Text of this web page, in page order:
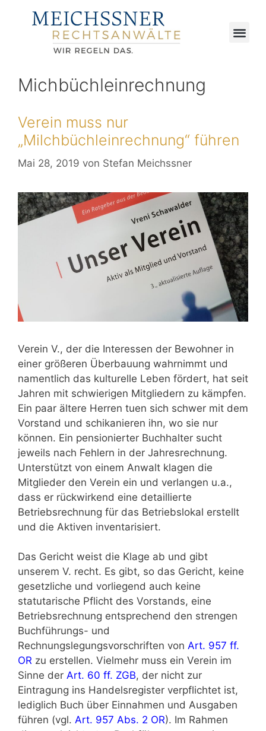
Michbüchleinrechnung
Verein muss nur
„Milchbüchleinrechnung“ führen
Mai 28, 2019 von Stefan Meichssner
Verein V., der die Interessen der Bewohner in
einer größeren Überbauung wahrnimmt und
namentlich das kulturelle Leben fördert, hat seit
Jahren mit schwierigen Mitgliedern zu kämpfen.
Ein paar ältere Herren tuen sich schwer mit dem
Vorstand und schikanieren ihn, wo sie nur
können. Ein pensionierter Buchhalter sucht
jeweils nach Fehlern in der Jahresrechnung.
Unterstützt von einem Anwalt klagen die
Mitglieder den Verein ein und verlangen u.a.,
dass er rückwirkend eine detaillierte
Betriebsrechnung für das Betriebslokal erstellt
und die Aktiven inventarisiert.
Das Gericht weist die Klage ab und gibt
unserem V. recht. Es gibt, so das Gericht, keine
gesetzliche und vorliegend auch keine
statutarische Pflicht des Vorstands, eine
Betriebsrechnung entsprechend den strengen
Buchführungs- und
Rechnungslegungsvorschriften von Art. 957 ff.
OR zu erstellen. Vielmehr muss ein Verein im
Sinne der Art. 60 ff. ZGB, der nicht zur
Eintragung ins Handelsregister verpflichtet ist,
lediglich Buch über Einnahmen und Ausgaben
führen (vgl. Art. 957 Abs. 2 OR). Im Rahmen